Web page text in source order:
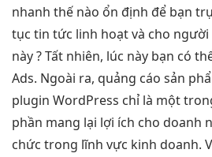
nhanh thế nào ổn định để bạn
tục tin tức linh hoạtvà cho
này ? Tất nhiên, lúc này bạn có
Ads. Ngoài ra, quảng cáo sản
plugin WordPress chỉ là một
phần mang lại lợi ích cho doanh
chức trong lĩnh vực kinh doanh.